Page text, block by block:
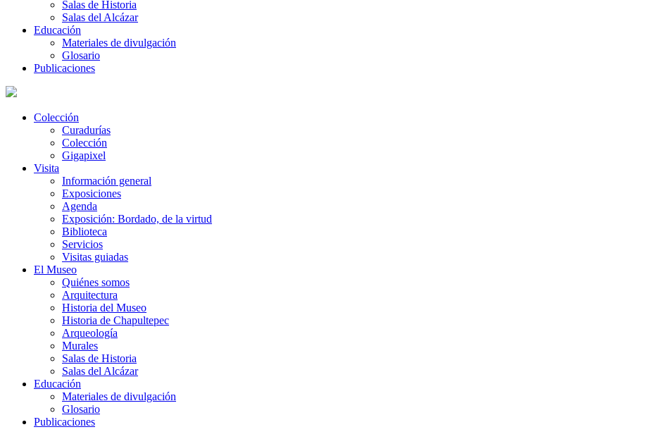
Salas de Historia
Salas del Alcázar
Educación
Materiales de divulgación
Glosario
Publicaciones
Colección
Curadurías
Colección
Gigapixel
Visita
Información general
Exposiciones
Agenda
Exposición: Bordado, de la virtud
Biblioteca
Servicios
Visitas guiadas
El Museo
Quiénes somos
Arquitectura
Historia del Museo
Historia de Chapultepec
Arqueología
Murales
Salas de Historia
Salas del Alcázar
Educación
Materiales de divulgación
Glosario
Publicaciones